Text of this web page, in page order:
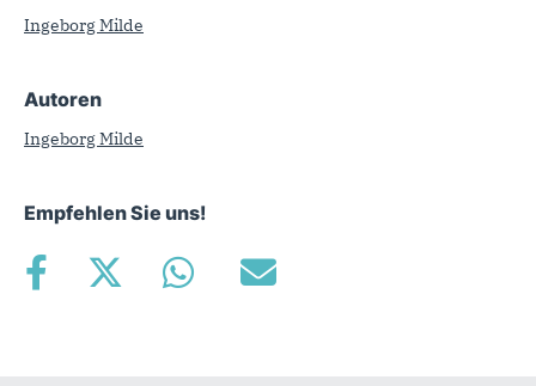
Ingeborg Milde
Autoren
Ingeborg Milde
Empfehlen Sie uns!